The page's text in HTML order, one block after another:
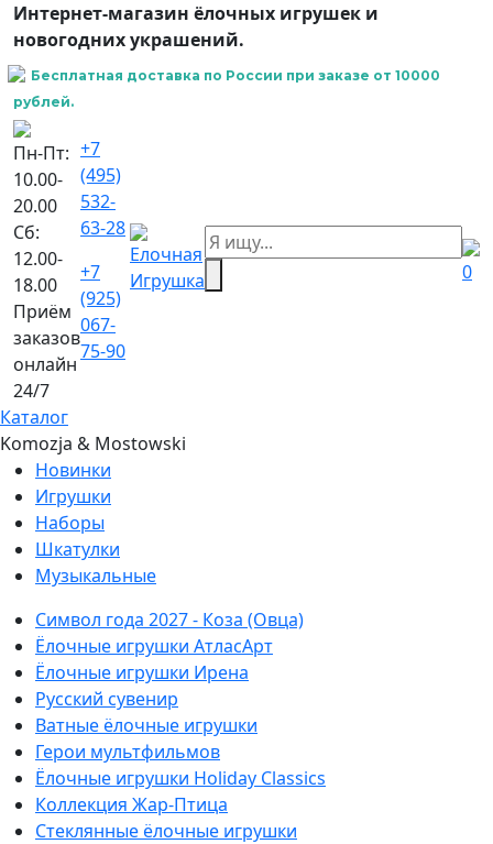
Интернет-магазин ёлочных игрушек и
новогодних украшений.
Бесплатная доставка по России при заказе от 10000
рублей.
Пн-Пт:
10.00-
20.00
Сб:
12.00-
18.00
Приём
заказов
онлайн
24/7
+7
(495)
532-
63-28
+7
(925)
067-
75-90
0
Каталог
Komozja & Mostowski
Новинки
Игрушки
Наборы
Шкатулки
Музыкальные
Символ года 2027 - Коза (Овца)
Ёлочные игрушки АтласАрт
Ёлочные игрушки Ирена
Русский сувенир
Ватные ёлочные игрушки
Герои мультфильмов
Ёлочные игрушки Holiday Classics
Коллекция Жар-Птица
Стеклянные ёлочные игрушки